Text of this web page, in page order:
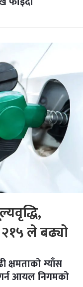
ले बढ्यो
क्षमताको ग्याँस
आयल निगमको